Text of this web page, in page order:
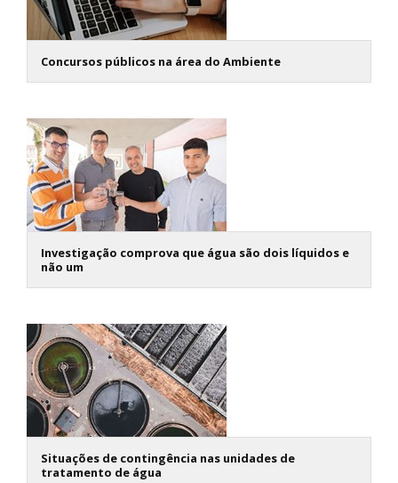
Concursos públicos na área do Ambiente
Investigação comprova que água são dois líquidos e
não um
Situações de contingência nas unidades de
tratamento de água